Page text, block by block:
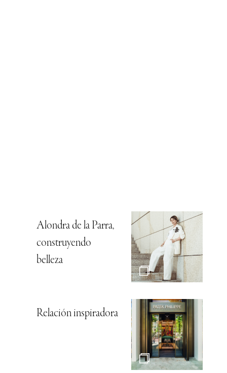
Alondra de la Parra,
construyendo
belleza
Relación inspiradora